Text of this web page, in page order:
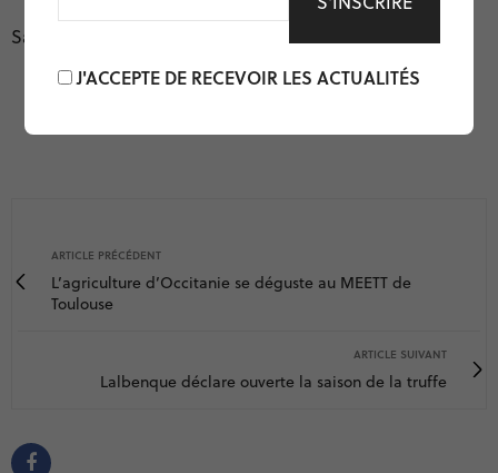
Savoir plus : francesapinbio.fr
ARTICLE PRÉCÉDENT
L’agriculture d’Occitanie se déguste au MEETT de
Toulouse
ARTICLE SUIVANT
Lalbenque déclare ouverte la saison de la truffe
J'ACCEPTE DE RECEVOIR LES ACTUALITÉS